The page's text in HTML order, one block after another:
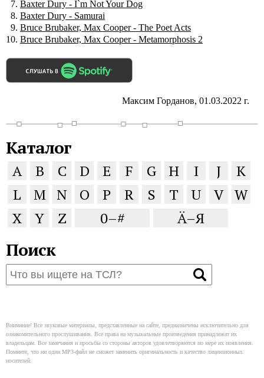
Baxter Dury - I`m Not Your Dog
Baxter Dury - Samurai
Bruce Brubaker, Max Cooper - The Poet Acts
Bruce Brubaker, Max Cooper - Metamorphosis 2
Максим Горданов, 01.03.2022 г.
Каталог
A B C D E F G H I J
K
L
M N O P R S T U V W
X
Y Z 0–# Ä–Я
Поиск
Внимание! Все звуковые материалы, представленные на сайте, предназначены исключительно для
ознакомительного прослушивания. Все права на музыкальные произведения принадлежат их
владельцам. Все замечания и просьбы со стороны авторов удовлетворяются по мере их появления.
Помните, что ни один MP3-файл не сможет заменить оригинальность и качество лицензионных
носителей.